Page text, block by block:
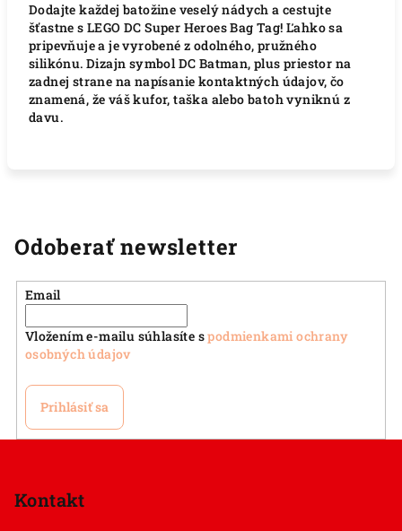
Dodajte každej batožine veselý nádych a cestujte
šťastne s LEGO DC Super Heroes Bag Tag! Ľahko sa
pripevňuje a je vyrobené z odolného, ​​pružného
silikónu.Dizajn symbol DC Batman, plus priestor na
zadnej strane na napísanie kontaktných údajov, čo
znamená, že váš kufor, taška alebo batoh vyniknú z
davu.
Odoberať newsletter
Email
Vložením e-mailu súhlasíte spodmienkami ochrany
osobných údajov
Prihlásiť sa
Kontakt